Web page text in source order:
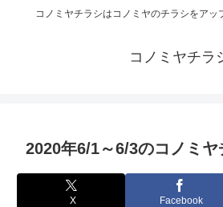
コノミヤチラシはコノミヤのチラシをアッ
コノミヤチラ
2020年6/1～6/3のコノミヤ
X Facebook